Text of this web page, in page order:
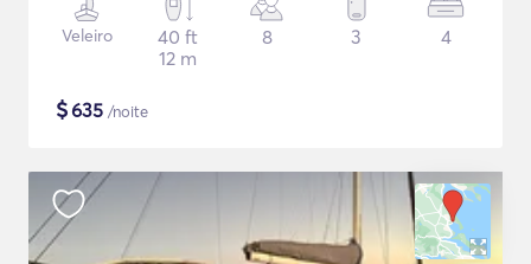
Veleiro
40 ft
12 m
8 3 4
$635 /noite